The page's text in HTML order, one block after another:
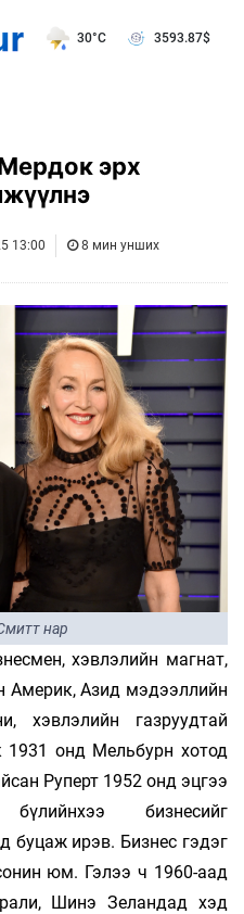
30°C 3593.87$
эрх
13:00 8 мин унших
нар
хэвлэлийн магнат,
Америк, Азид мэдээллийн
хэвлэлийн газруудтай
1931 онд Мельбурн хотод
Руперт 1952 онд эцгээ
бизнесийг
буцаж ирэв. Бизнес гэдэг
юм. Гэлээ ч 1960-аад
Шинэ Зеландад хэд